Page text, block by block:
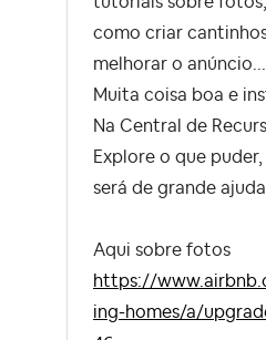
como criar
melhorar o anúncio...
Muita coisa boa e
Na Central de
Explore o que
será de grande
Aqui sobre fotos
https://
ing-homes/a/